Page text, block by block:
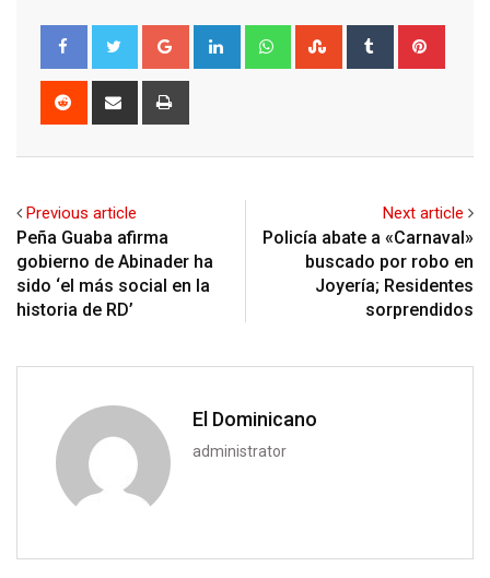
Google+ LinkedIn WhatsappStumbleUpon
Tumblr
Reddit
Share
Previous article
Peña Guaba afirma
gobierno de Abinader ha
sido ‘el más social en la
historia de RD’
Next article
Policía abate a «Carnaval»
buscado por robo en
Joyería; Residentes
sorprendidos
El Dominicano
administrator